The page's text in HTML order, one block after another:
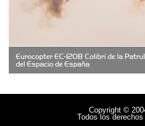
CONSERVAS
Cubanico´s -
Eurocopter EC-120B Colibrí de la
del Espacio de España
Copyright ©
Todos los